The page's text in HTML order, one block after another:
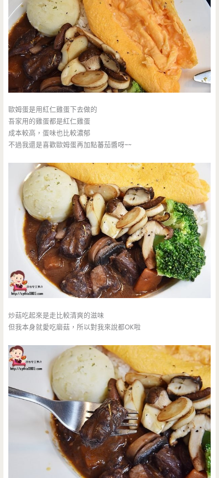
歐姆蛋是用紅仁雞蛋下去做的
吾家用的雞蛋都是紅仁雞蛋
成本較高，蛋味也比較濃郁
不過我還是喜歡歐姆蛋再加點蕃茄醬呀~~
炒菇吃起來是走比較清爽的滋味
但我本身就愛吃磨菇，所以對我來說都OK啦